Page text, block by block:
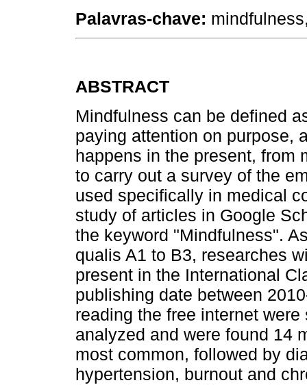
Palavras-chave:
ABSTRACT
Mindfulness can be defined
paying attention on purpose,
happens in the present, from
to carry out a survey of the
used specifically in medical
study of articles in Google
the keyword "Mindfulness".
qualis A1 to B3, researches
present in the International
publishing date between
reading the free internet
analyzed and were found 14
most common, followed by
hypertension, burnout and